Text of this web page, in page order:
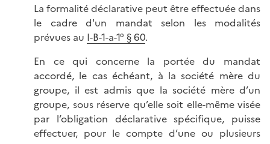
La formalité déclarative peut être effectuée dans
le cadre d'un mandat selon les modalités
prévues au I-B-1-a-1° § 60.
En ce qui concerne la portée du mandat
accordé, le cas échéant, à la société mère du
groupe, il est admis que la société mère d’un
groupe, sous réserve qu’elle soit elle-même visée
par l’obligation déclarative spécifique, puisse
effectuer, pour le compte d’une ou plusieurs